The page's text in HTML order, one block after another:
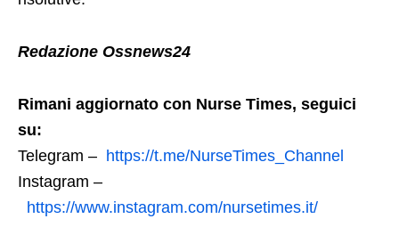
Redazione Ossnews24
Rimani aggiornato con Nurse Times, seguici
su:
Telegram – https://t.me/NurseTimes_Channel
Instagram –
https://www.instagram.com/nursetimes.it/